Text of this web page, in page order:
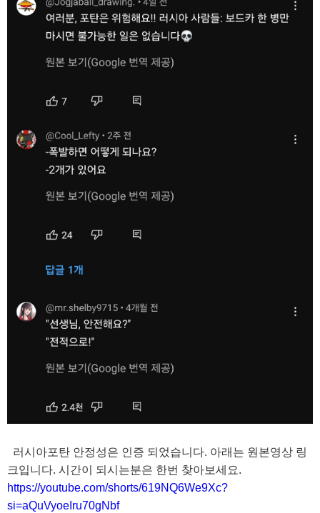
러시아포탄 안정성은 인증 되었습니다. 아래는 원본영상 링
크입니다. 시간이 되시는분은 한번 찾아보세요.
https://youtube.com/shorts/619NQ6We9Xc?
si=aQuVyoeIru70gNbf